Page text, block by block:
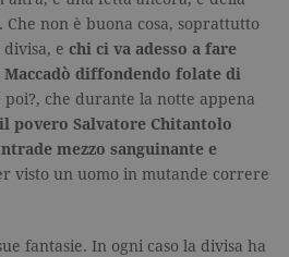
non è buona cosa, soprattutto
e chi ci va adesso a fare
diffondendo folate di
poi?, che durante la notte appena
il povero Salvatore Chitantolo
mezzo sanguinante e
visto un uomo in mutande correre
fantasie. In ogni caso la divisa ha